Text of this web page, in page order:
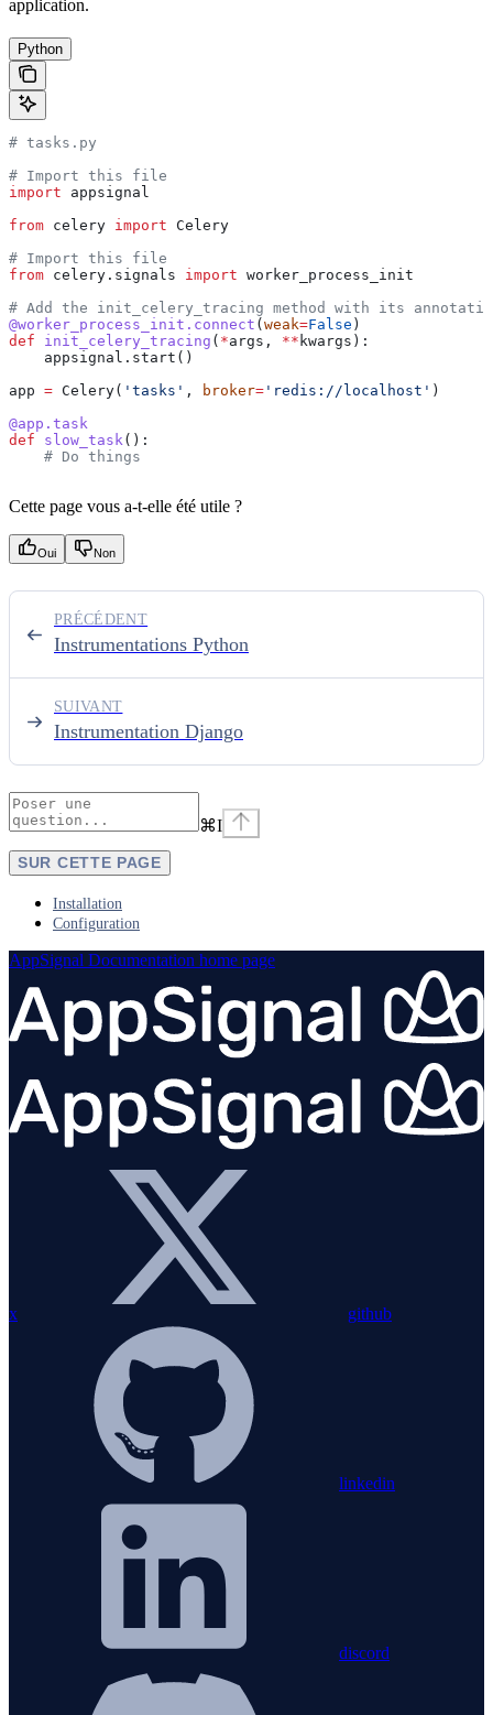
application.
Python
# tasks.py
# Import this file
import appsignal
from celery import Celery
# Import this file
from celery.signals import worker_process_init
# Add the init_celery_tracing method with its
@worker_process_init.connect (weak=False )
def init_celery_tracing ( *args , ** kwargs ):
    appsignal.start()
app = Celery( 'tasks' , broker= 'redis://localhost' )
@app.task
def slow_task ():
    # Do things
Cette page vous a-t-elle été utile ?
Oui Non
Instrumentations Python
PRÉCÉDENT
Instrumentation Django
SUIVANT
⌘I
SUR CETTE PAGE
Installation
Configuration
AppSignal Documentation home page
x github
linkedin
discord